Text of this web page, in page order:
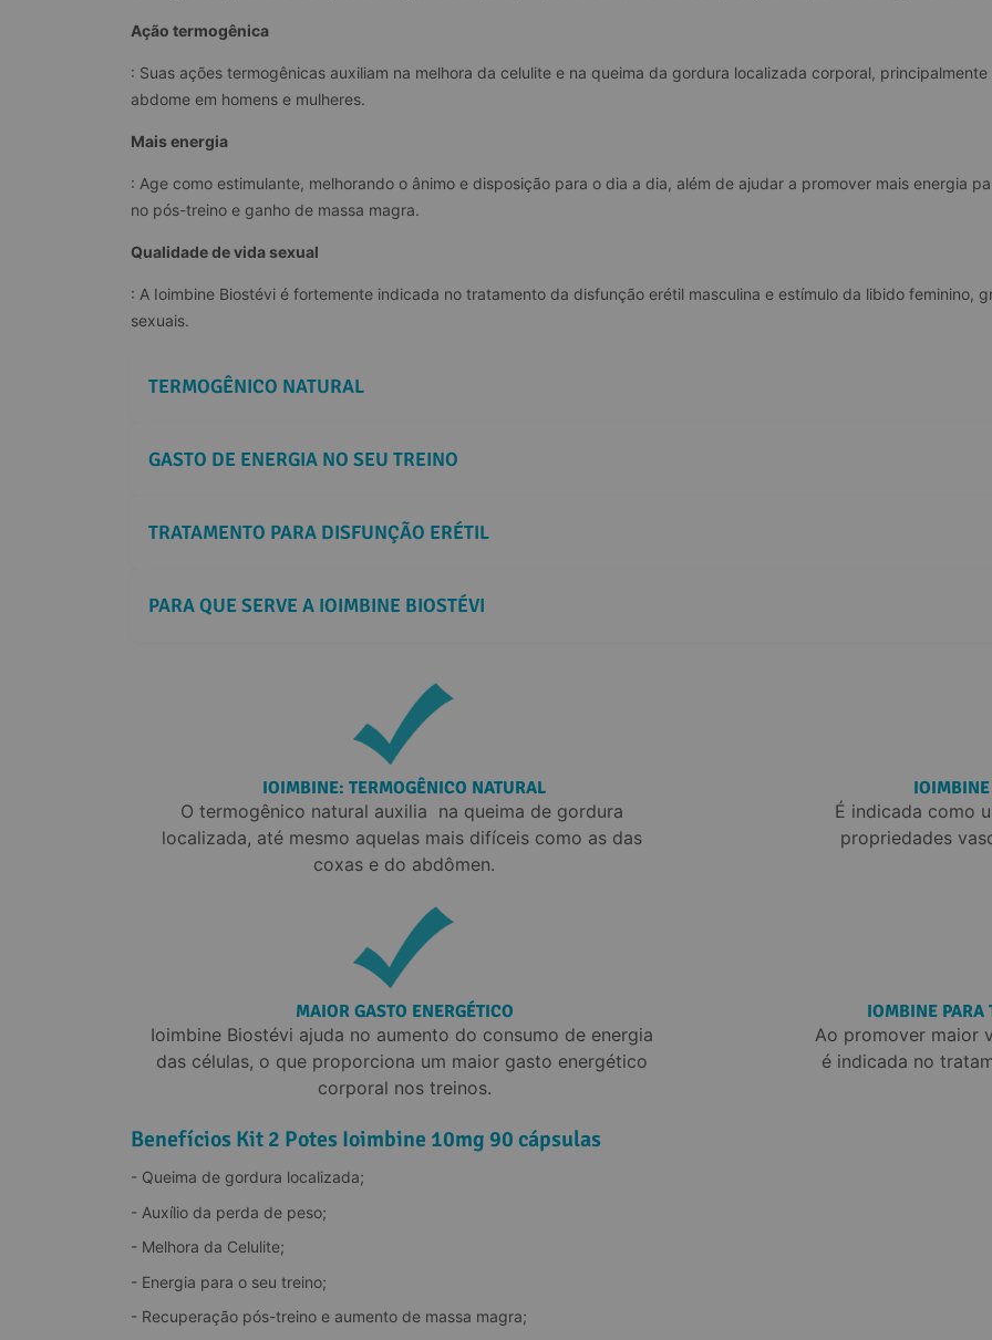
Ação termogênica
: Suas ações termogênicas auxiliam na melhora da celulite e na queima da gordura localizada corporal,
abdome em homens e mulheres.
Mais energia
: Age como estimulante, melhorando o ânimo e disposição para o dia a dia, além de ajudar a promover mais energia
no pós-treino e ganho de massa magra.
Qualidade de vida sexual
: A Ioimbine Biostévi é fortemente indicada no tratamento da disfunção erétil masculina e estímulo da libido feminino,
sexuais.
TERMOGÊNICO NATURAL
GASTO DE ENERGIA NO SEU TREINO
TRATAMENTO PARA DISFUNÇÃO ERÉTIL
PARA QUE SERVE A IOIMBINE BIOSTÉVI
IOIMBINE: TERMOGÊNICO NATURAL
O termogênico natural auxilia  na queima de gordura
localizada, até mesmo aquelas mais difíceis como as das
coxas e do abdômen.
IOIMBINE
É indicada como
propriedades
MAIOR GASTO ENERGÉTICO
Ioimbine Biostévi ajuda no aumento do consumo de energia
das células, o que proporciona um maior gasto energético
corporal nos treinos.
IOMBINE PARA
Ao promover maior
é indicada no
Benefícios Kit 2 Potes Ioimbine 10mg 90 cápsulas
- Queima de gordura localizada;
- Auxílio da perda de peso;
- Melhora da Celulite;
- Energia para o seu treino;
- Recuperação pós-treino e aumento de massa magra;